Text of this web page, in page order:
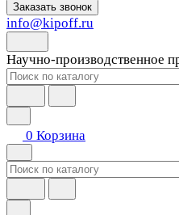
Заказать звонок
info@kipoff.ru
Научно-производственное
0 Корзина